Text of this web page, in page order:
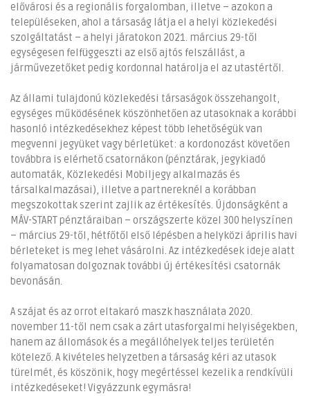
elővárosi és a regionális forgalomban, illetve – azokon a
településeken, ahol a társaság látja el a helyi közlekedési
szolgáltatást – a helyi járatokon 2021. március 29-től
egységesen felfüggeszti az első ajtós felszállást, a
járművezetőket pedig kordonnal határolja el az utastértől.
Az állami tulajdonú közlekedési társaságok összehangolt,
egységes működésének köszönhetően az utasoknak a korábbi
hasonló intézkedésekhez képest több lehetőségük van
megvenni jegyüket vagy bérletüket: a kordonozást követően
továbbra is elérhető csatornákon (pénztárak, jegykiadó
automaták, Közlekedési Mobiljegy alkalmazás és
társalkalmazásai), illetve a partnereknél a korábban
megszokottak szerint zajlik az értékesítés. Újdonságként a
MÁV-START pénztáraiban – országszerte közel 300 helyszínen
– március 29-től, hétfőtől első lépésben a helyközi április havi
bérleteket is meg lehet vásárolni. Az intézkedések ideje alatt
folyamatosan dolgoznak további új értékesítési csatornák
bevonásán.
A szájat és az orrot eltakaró maszk használata 2020.
november 11-től nem csak a zárt utasforgalmi helyiségekben,
hanem az állomások és a megállóhelyek teljes területén
kötelező. A kivételes helyzetben a társaság kéri az utasok
türelmét, és köszönik, hogy megértéssel kezelik a rendkívüli
intézkedéseket! Vigyázzunk egymásra!